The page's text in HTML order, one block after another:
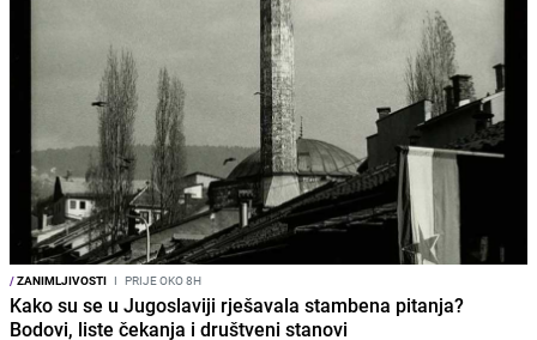
/ZANIMLJIVOSTI I PRIJE OKO 8H
Kako su se u Jugoslaviji rješavala stambena pitanja?
Bodovi, liste čekanja i društveni stanovi